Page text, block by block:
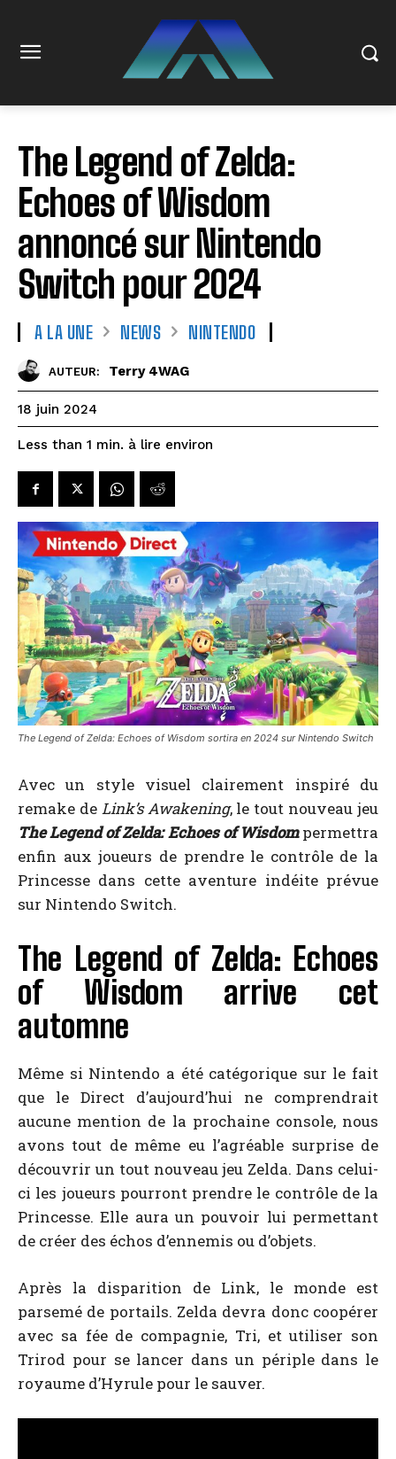
The Legend of Zelda:
Echoes of Wisdom
annoncé sur Nintendo
Switch pour 2024
A LA UNE NEWS NINTENDO
AUTEUR: Terry 4WAG
18 juin 2024
Less than 1 min. à lire environ
The Legend of Zelda: Echoes of Wisdom sortira en 2024 sur Nintendo Switch
Avec un style visuel clairement inspiré du
remake de Link’s Awakening, le tout nouveau jeu
The Legend of Zelda: Echoes of Wisdompermettra
enfin aux joueurs de prendre le contrôle de la
Princesse dans cette aventure indéite prévue
sur Nintendo Switch.
The Legend of Zelda: Echoes
of Wisdom arrive cet
automne
Même si Nintendo a été catégorique sur le fait
que le Direct d’aujourd’hui ne comprendrait
aucune mention de la prochaine console, nous
avons tout de même eu l’agréable surprise de
découvrir un tout nouveau jeu Zelda. Dans celui-
ci les joueurs pourront prendre le contrôle de la
Princesse. Elle aura un pouvoir lui permettant
de créer des échos d’ennemis ou d’objets.
Après la disparition de Link, le monde est
parsemé de portails. Zelda devra donc coopérer
avec sa fée de compagnie, Tri, et utiliser son
Trirod pour se lancer dans un périple dans le
royaume d’Hyrule pour le sauver.